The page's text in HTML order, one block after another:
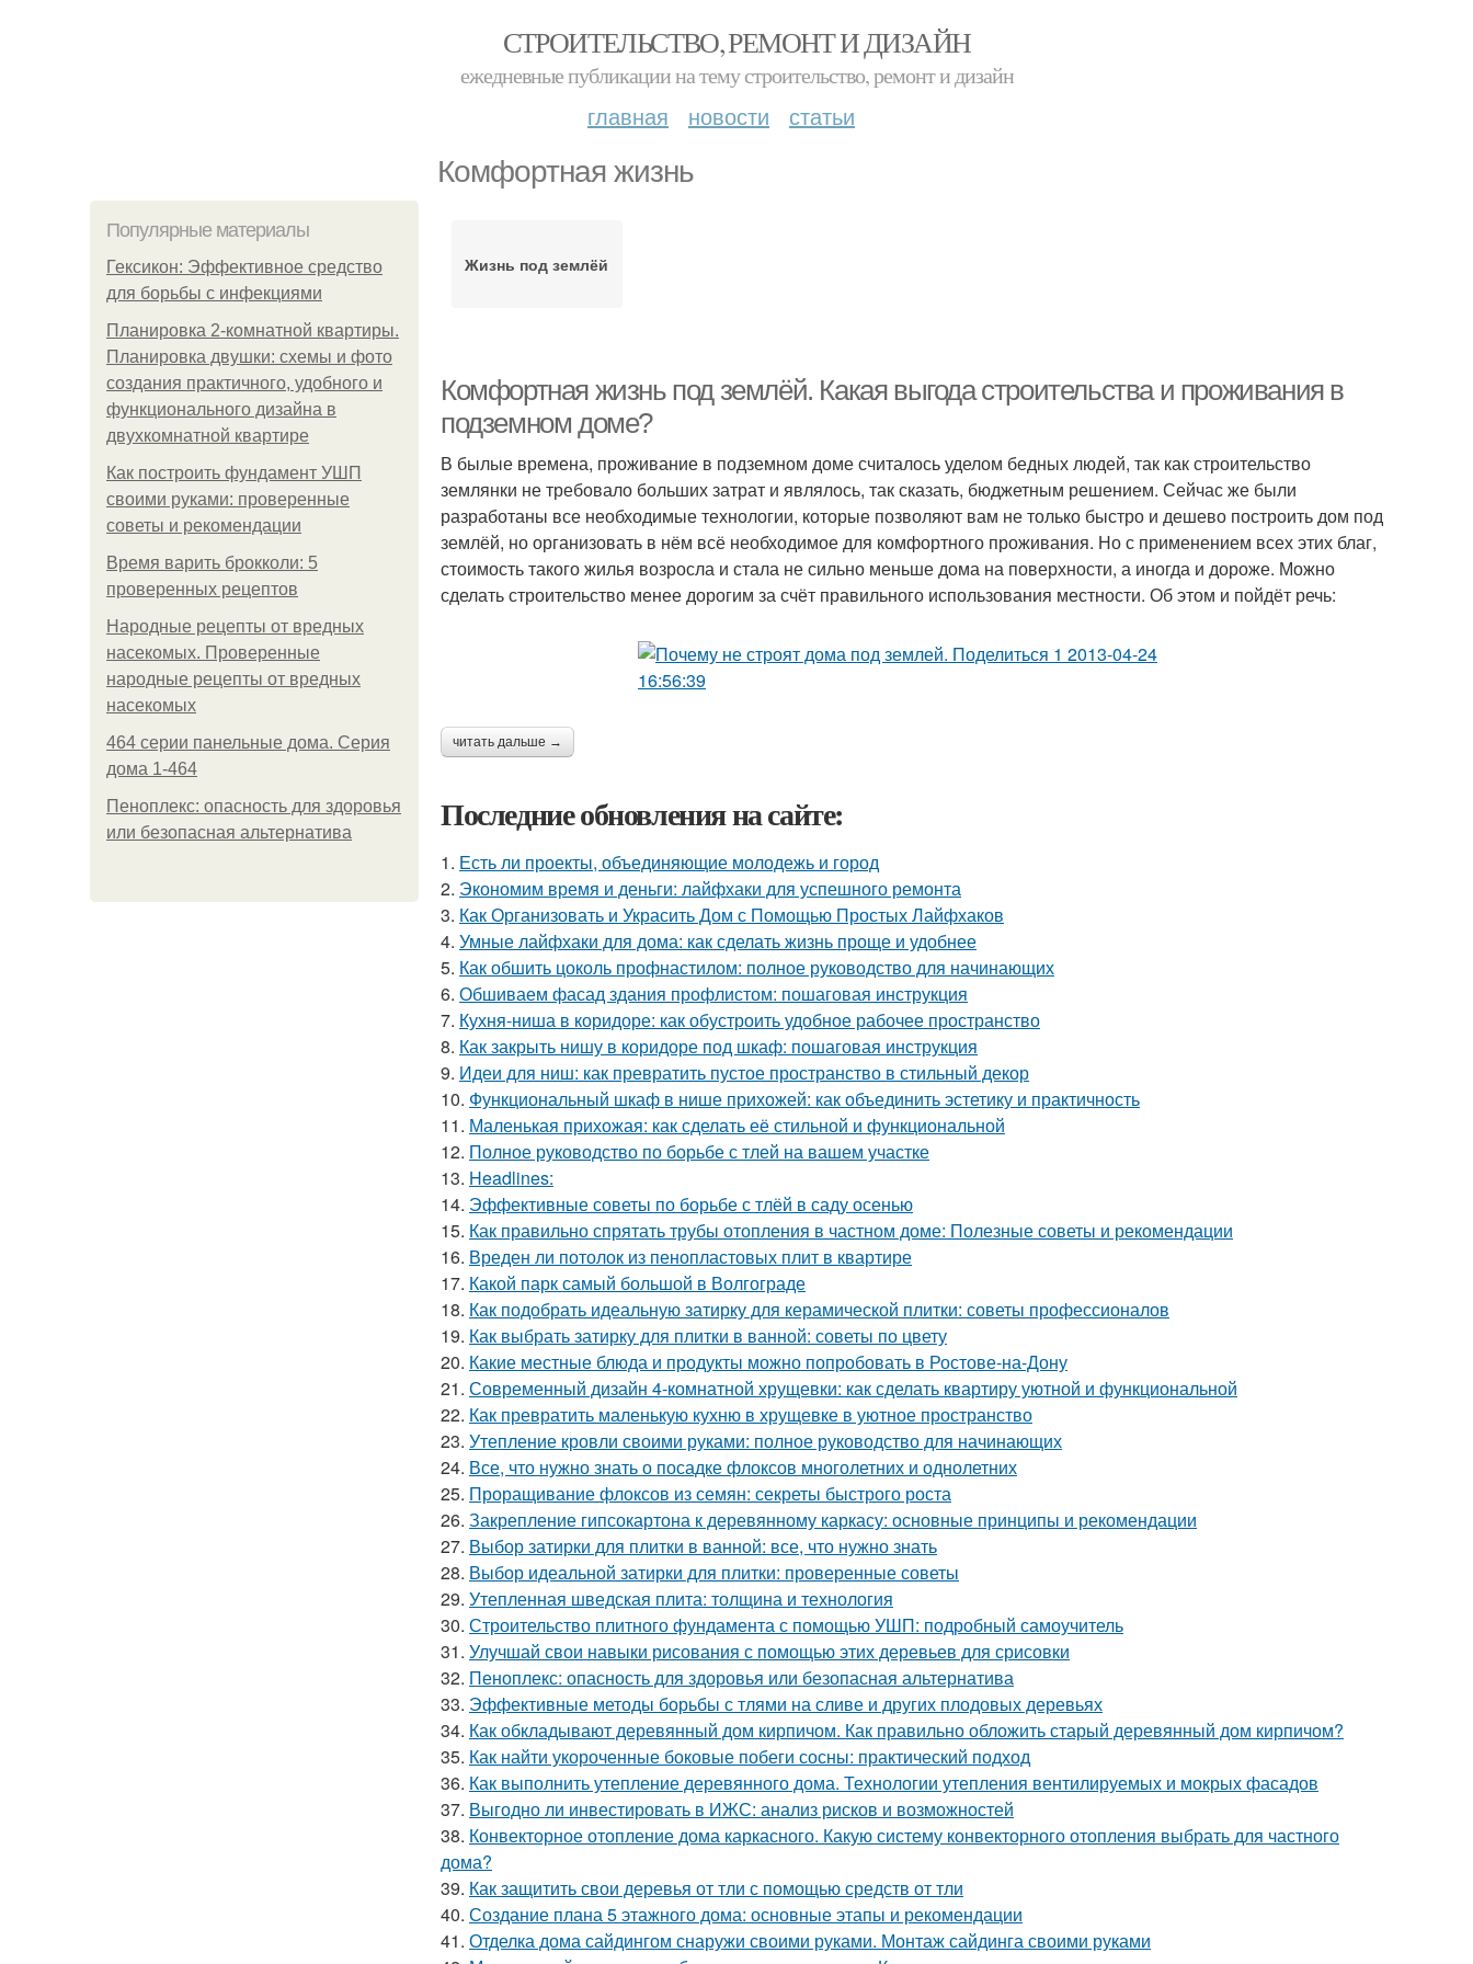
СТРОИТЕЛЬСТВО, РЕМОНТ И ДИЗАЙН
ежедневные публикации на тему строительство, ремонт и дизайн
главная новости статьи
Комфортная жизнь
Популярные материалы
Гексикон: Эффективное средство
для борьбы с инфекциями
Планировка 2-комнатной квартиры.
Планировка двушки: схемы и фото
создания практичного, удобного и
функционального дизайна в
двухкомнатной квартире
Как построить фундамент УШП
своими руками: проверенные
советы и рекомендации
Время варить брокколи: 5
проверенных рецептов
Народные рецепты от вредных
насекомых. Проверенные
народные рецепты от вредных
насекомых
464 серии панельные дома. Серия
дома 1-464
Пеноплекс: опасность для здоровья
или безопасная альтернатива
Жизнь под землёй
Комфортная жизнь под землёй. Какая выгода строительства и проживания в
подземном доме?
В былые времена, проживание в подземном доме считалось уделом бедных людей, так как строительство
землянки не требовало больших затрат и являлось, так сказать, бюджетным решением. Сейчас же были
разработаны все необходимые технологии, которые позволяют вам не только быстро и дешево построить дом под
землёй, но организовать в нём всё необходимое для комфортного проживания. Но с применением всех этих благ,
стоимость такого жилья возросла и стала не сильно меньше дома на поверхности, а иногда и дороже. Можно
сделать строительство менее дорогим за счёт правильного использования местности. Об этом и пойдёт речь:
читать дальше →
Последние обновления на сайте:
1. Есть ли проекты, объединяющие молодежь и город
2. Экономим время и деньги: лайфхаки для успешного ремонта
3. Как Организовать и Украсить Дом с Помощью Простых Лайфхаков
4. Умные лайфхаки для дома: как сделать жизнь проще и удобнее
5. Как обшить цоколь профнастилом: полное руководство для начинающих
6. Обшиваем фасад здания профлистом: пошаговая инструкция
7. Кухня-ниша в коридоре: как обустроить удобное рабочее пространство
8. Как закрыть нишу в коридоре под шкаф: пошаговая инструкция
9. Идеи для ниш: как превратить пустое пространство в стильный декор
10. Функциональный шкаф в нише прихожей: как объединить эстетику и практичность
11. Маленькая прихожая: как сделать её стильной и функциональной
12. Полное руководство по борьбе с тлей на вашем участке
13. Headlines:
14. Эффективные советы по борьбе с тлёй в саду осенью
15. Как правильно спрятать трубы отопления в частном доме: Полезные советы и рекомендации
16. Вреден ли потолок из пенопластовых плит в квартире
17. Какой парк самый большой в Волгограде
18. Как подобрать идеальную затирку для керамической плитки: советы профессионалов
19. Как выбрать затирку для плитки в ванной: советы по цвету
20. Какие местные блюда и продукты можно попробовать в Ростове-на-Дону
21. Современный дизайн 4-комнатной хрущевки: как сделать квартиру уютной и функциональной
22. Как превратить маленькую кухню в хрущевке в уютное пространство
23. Утепление кровли своими руками: полное руководство для начинающих
24. Все, что нужно знать о посадке флоксов многолетних и однолетних
25. Проращивание флоксов из семян: секреты быстрого роста
26. Закрепление гипсокартона к деревянному каркасу: основные принципы и рекомендации
27. Выбор затирки для плитки в ванной: все, что нужно знать
28. Выбор идеальной затирки для плитки: проверенные советы
29. Утепленная шведская плита: толщина и технология
30. Строительство плитного фундамента с помощью УШП: подробный самоучитель
31. Улучшай свои навыки рисования с помощью этих деревьев для срисовки
32. Пеноплекс: опасность для здоровья или безопасная альтернатива
33. Эффективные методы борьбы с тлями на сливе и других плодовых деревьях
34. Как обкладывают деревянный дом кирпичом. Как правильно обложить старый деревянный дом кирпичом?
35. Как найти укороченные боковые побеги сосны: практический подход
36. Как выполнить утепление деревянного дома. Технологии утепления вентилируемых и мокрых фасадов
37. Выгодно ли инвестировать в ИЖС: анализ рисков и возможностей
38. Конвекторное отопление дома каркасного. Какую систему конвекторного отопления выбрать для частного
дома?
39. Как защитить свои деревья от тли с помощью средств от тли
40. Создание плана 5 этажного дома: основные этапы и рекомендации
41. Отделка дома сайдингом снаружи своими руками. Монтаж сайдинга своими руками